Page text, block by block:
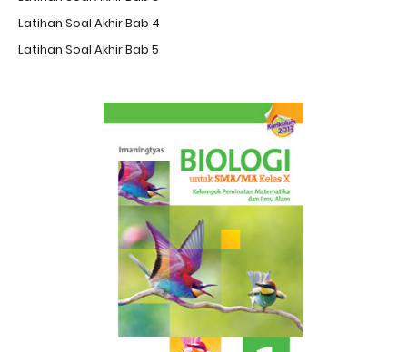
Latihan Soal Akhir Bab 4
Latihan Soal Akhir Bab 5